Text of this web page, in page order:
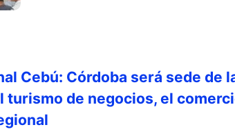
Cebú: Córdoba será sede de
turismo de negocios, el